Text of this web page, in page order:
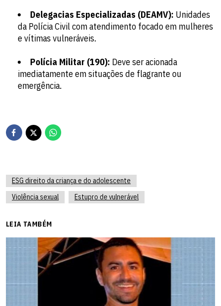
Delegacias Especializadas (DEAMV): Unidades
da Polícia Civil com atendimento focado em mulheres
e vítimas vulneráveis.
Polícia Militar (190): Deve ser acionada
imediatamente em situações de flagrante ou
emergência.
ESG direito da criança e do adolescente
Violência sexual
Estupro de vulnerável
LEIA TAMBÉM